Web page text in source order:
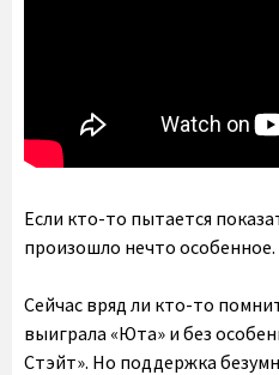
Если кто-то пытается
произошло нечто особенное.
Сейчас вряд ли кто-то
выиграла «Юта» и без
Стэйт». Но поддержка